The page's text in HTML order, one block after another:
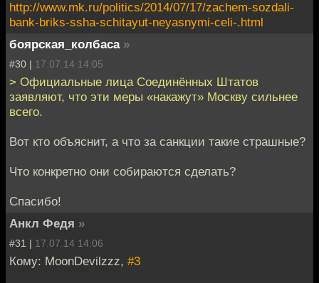
http://www.mk.ru/politics/2014/07/17/zachem-sozdali-
bank-briks-ssha-schitayut-neyasnymi-celi-.html
боярская_колбаса »
#30 | 17.07.14 14:05
> Официальные лица Соединённых Штатов
заявляют, что эти меры «накажут» Москву сильнее
всего.
Вот кто объяснит, а что за санкции такие страшные?
Что конкретно они собираются сделать?
Спасибо!
Анкл Федя »
#31 | 17.07.14 14:06
Кому: MoonDevilzzz, #3